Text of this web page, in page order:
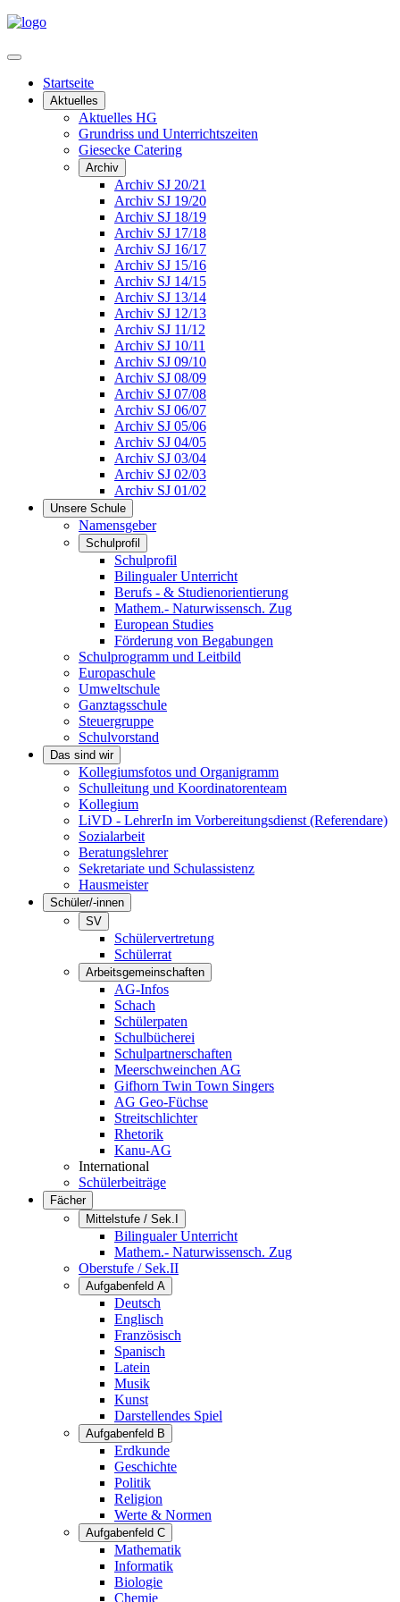
Startseite
Aktuelles
Aktuelles HG
Grundriss und Unterrichtszeiten
Giesecke Catering
Archiv
Archiv SJ 20/21
Archiv SJ 19/20
Archiv SJ 18/19
Archiv SJ 17/18
Archiv SJ 16/17
Archiv SJ 15/16
Archiv SJ 14/15
Archiv SJ 13/14
Archiv SJ 12/13
Archiv SJ 11/12
Archiv SJ 10/11
Archiv SJ 09/10
Archiv SJ 08/09
Archiv SJ 07/08
Archiv SJ 06/07
Archiv SJ 05/06
Archiv SJ 04/05
Archiv SJ 03/04
Archiv SJ 02/03
Archiv SJ 01/02
Unsere Schule
Namensgeber
Schulprofil
Schulprofil
Bilingualer Unterricht
Berufs - & Studienorientierung
Mathem.- Naturwissensch. Zug
European Studies
Förderung von Begabungen
Schulprogramm und Leitbild
Europaschule
Umweltschule
Ganztagsschule
Steuergruppe
Schulvorstand
Das sind wir
Kollegiumsfotos und Organigramm
Schulleitung und Koordinatorenteam
Kollegium
LiVD - LehrerIn im Vorbereitungsdienst (Referendare)
Sozialarbeit
Beratungslehrer
Sekretariate und Schulassistenz
Hausmeister
Schüler/-innen
SV
Schülervertretung
Schülerrat
Arbeitsgemeinschaften
AG-Infos
Schach
Schülerpaten
Schulbücherei
Schulpartnerschaften
Meerschweinchen AG
Gifhorn Twin Town Singers
AG Geo-Füchse
Streitschlichter
Rhetorik
Kanu-AG
International
Schülerbeiträge
Fächer
Mittelstufe / Sek.I
Bilingualer Unterricht
Mathem.- Naturwissensch. Zug
Oberstufe / Sek.II
Aufgabenfeld A
Deutsch
Englisch
Französisch
Spanisch
Latein
Musik
Kunst
Darstellendes Spiel
Aufgabenfeld B
Erdkunde
Geschichte
Politik
Religion
Werte & Normen
Aufgabenfeld C
Mathematik
Informatik
Biologie
Chemie